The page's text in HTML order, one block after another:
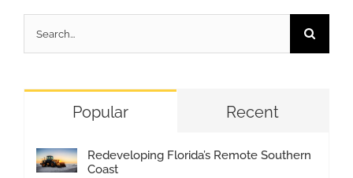
for:
Popular Recent
Redeveloping Florida’s Remote Southern
Coast